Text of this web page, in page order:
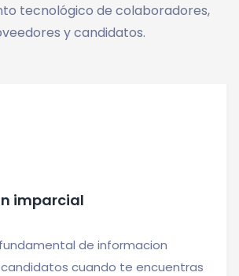
tecnológico de colaboradores,
y candidatos.
imparcial
de informacion
cuando te encuentras